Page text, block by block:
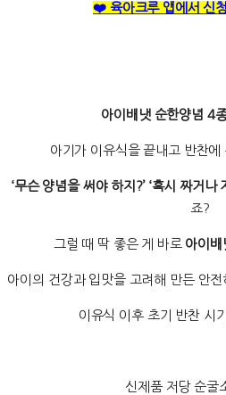
❤️ 육아크루 앱에서 신
아이배냇 순한양념 4
아기가 이유식을 끝내고 반찬에
‘무슨 양념을 써야 하지?’ ‘혹시 짜거나
죠?
그럴 때 딱 좋은 게 바로 아이배
아이의 건강과 입맛을 고려해 만든 안
이유식 이후 초기 반찬 시
신제품 저당 순굴